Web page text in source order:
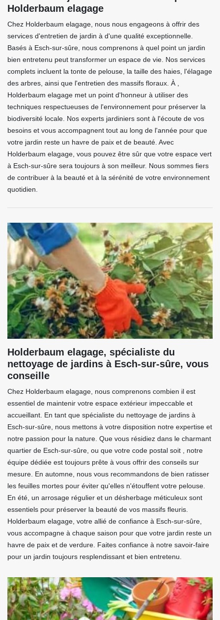
Holderbaum elagage
Chez Holderbaum elagage, nous nous engageons à offrir des
services d'entretien de jardin à d'une qualité exceptionnelle.
Basés à Esch-sur-sûre, nous comprenons à quel point un jardin
bien entretenu peut transformer un espace de vie. Nos services
complets incluent la tonte de pelouse, la taille des haies, l'élagage
des arbres, ainsi que l'entretien des massifs floraux. À ,
Holderbaum elagage met un point d'honneur à utiliser des
techniques respectueuses de l'environnement pour préserver la
biodiversité locale. Nos experts jardiniers sont à l'écoute de vos
besoins et vous accompagnent tout au long de l'année pour que
votre jardin reste un havre de paix et de beauté. Avec
Holderbaum elagage, vous pouvez être sûr que votre espace vert
à Esch-sur-sûre sera toujours à son meilleur. Nous sommes fiers
de contribuer à la beauté et à la sérénité de votre environnement
quotidien.
Holderbaum elagage, spécialiste du
nettoyage de jardins à Esch-sur-sûre, vous
conseille
Chez Holderbaum elagage, nous comprenons combien il est
essentiel de maintenir votre espace extérieur impeccable et
accueillant. En tant que spécialiste du nettoyage de jardins à
Esch-sur-sûre, nous mettons à votre disposition notre expertise et
notre passion pour la nature. Que vous résidiez dans le charmant
quartier de Esch-sur-sûre, ou que votre code postal soit , notre
équipe dédiée est toujours prête à vous offrir des conseils sur
mesure. En automne, nous vous recommandons de bien ratisser
les feuilles mortes pour éviter qu'elles n'étouffent votre pelouse.
En été, un arrosage régulier et un désherbage méticuleux sont
essentiels pour préserver la beauté de vos massifs fleuris.
Holderbaum elagage, votre allié de confiance à Esch-sur-sûre,
vous accompagne à chaque saison pour que votre jardin reste un
havre de paix et de verdure. Faites confiance à notre savoir-faire
pour un jardin toujours resplendissant et bien entretenu.